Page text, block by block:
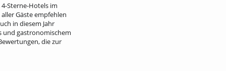
Sterne-Hotels im
Gäste empfehlen
in diesem Jahr
und gastronomischem
die zur